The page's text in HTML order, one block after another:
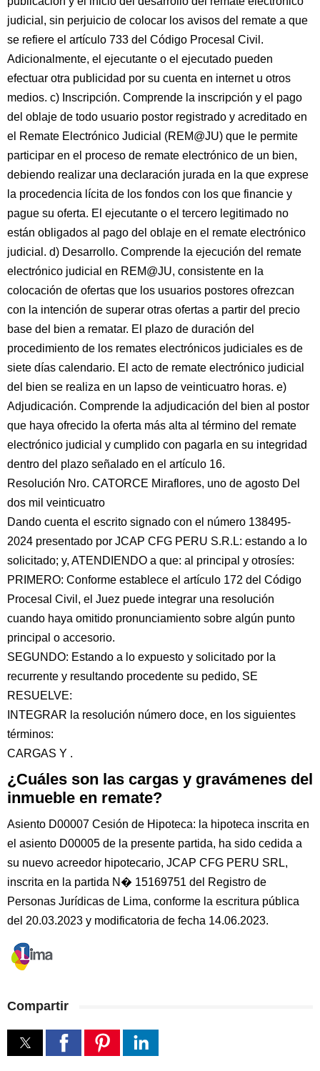
judicial, sin perjuicio de colocar los avisos del remate a que
se refiere el artículo 733 del Código Procesal Civil.
Adicionalmente, el ejecutante o el ejecutado pueden
efectuar otra publicidad por su cuenta en internet u otros
medios. c) Inscripción. Comprende la inscripción y el pago
del oblaje de todo usuario postor registrado y acreditado en
el Remate Electrónico Judicial (REM@JU) que le permite
participar en el proceso de remate electrónico de un bien,
debiendo realizar una declaración jurada en la que exprese
la procedencia lícita de los fondos con los que financie y
pague su oferta. El ejecutante o el tercero legitimado no
están obligados al pago del oblaje en el remate electrónico
judicial. d) Desarrollo. Comprende la ejecución del remate
electrónico judicial en REM@JU, consistente en la
colocación de ofertas que los usuarios postores ofrezcan
con la intención de superar otras ofertas a partir del precio
base del bien a rematar. El plazo de duración del
procedimiento de los remates electrónicos judiciales es de
siete días calendario. El acto de remate electrónico judicial
del bien se realiza en un lapso de veinticuatro horas. e)
Adjudicación. Comprende la adjudicación del bien al postor
que haya ofrecido la oferta más alta al término del remate
electrónico judicial y cumplido con pagarla en su integridad
dentro del plazo señalado en el artículo 16.
Resolución Nro. CATORCE Miraflores, uno de agosto Del
dos mil veinticuatro
Dando cuenta el escrito signado con el número 138495-
2024 presentado por JCAP CFG PERU S.R.L: estando a lo
solicitado; y, ATENDIENDO a que: al principal y otrosíes:
PRIMERO: Conforme establece el artículo 172 del Código
Procesal Civil, el Juez puede integrar una resolución
cuando haya omitido pronunciamiento sobre algún punto
principal o accesorio.
SEGUNDO: Estando a lo expuesto y solicitado por la
recurrente y resultando procedente su pedido, SE
RESUELVE:
INTEGRAR la resolución número doce, en los siguientes
términos:
CARGAS Y .
¿Cuáles son las cargas y gravámenes del
inmueble en remate?
Asiento D00007 Cesión de Hipoteca: la hipoteca inscrita en
el asiento D00005 de la presente partida, ha sido cedida a
su nuevo acreedor hipotecario, JCAP CFG PERU SRL,
inscrita en la partida N� 15169751 del Registro de
Personas Jurídicas de Lima, conforme la escritura pública
del 20.03.2023 y modificatoria de fecha 14.06.2023.
Compartir